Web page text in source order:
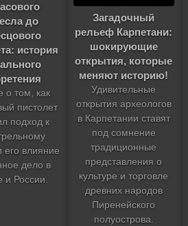
до
история
о том, как
пистолет
подход к
влияние
дело в
и России.
Загадочный
рельеф Карпетани:
шокирующие
открытия, которые
меняют историю!
Удивительные
открытия археологов
в Карпетании ставят
под сомнение
традиционные
представления о
культуре и торговле
древних народов
Пиренейского
полуострова.